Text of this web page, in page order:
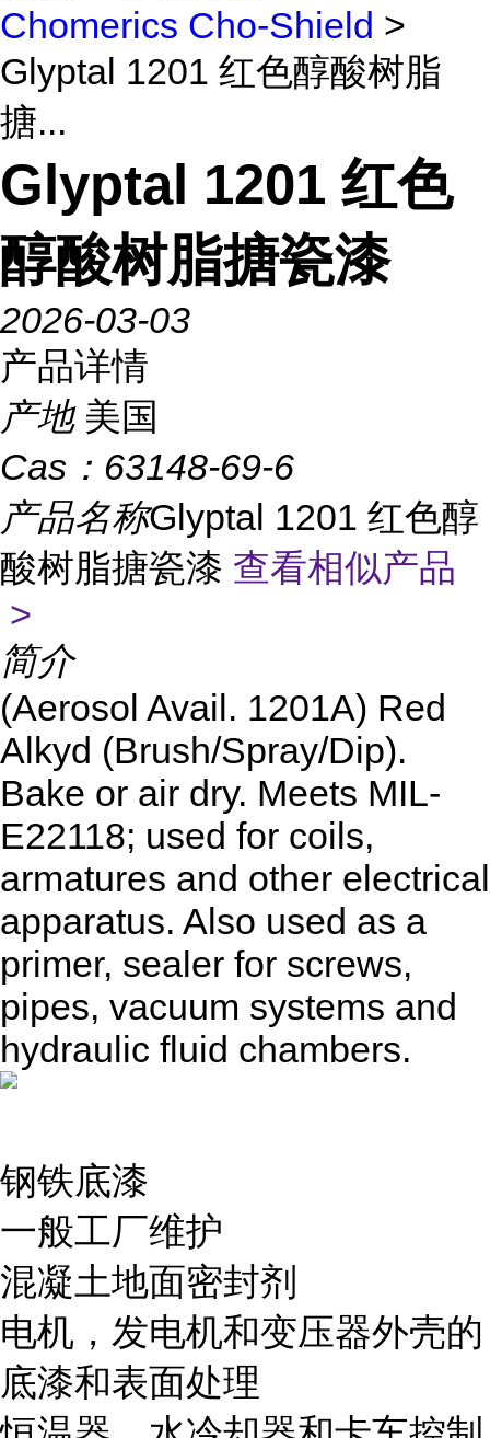
Chomerics Cho-Shield >
Glyptal 1201 红色醇酸树脂
搪...
Glyptal 1201 红色
醇酸树脂搪瓷漆
2026-03-03
产品详情
产地 美国
Cas： 63148-69-6
产品名称Glyptal 1201 红色醇
酸树脂搪瓷漆 查看相似产品
>
简介
(Aerosol Avail. 1201A) Red
Alkyd (Brush/Spray/Dip).
Bake or air dry. Meets MIL-
E22118; used for coils,
armatures and other electrical
apparatus. Also used as a
primer, sealer for screws,
pipes, vacuum systems and
hydraulic fluid chambers.
钢铁底漆
一般工厂维护
混凝土地面密封剂
电机，发电机和变压器外壳的
底漆和表面处理